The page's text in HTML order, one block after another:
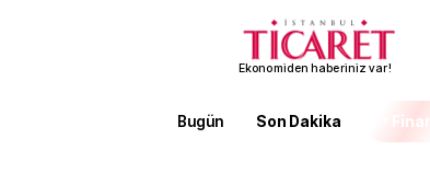
Ekonomiden haberiniz var!
Bugün Son Dakika